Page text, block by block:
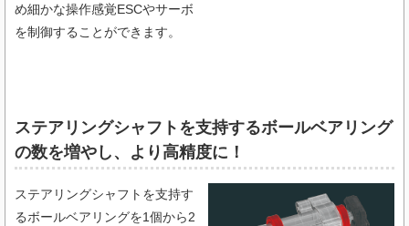
め細かな操作感覚ESCやサーボ
を制御することができます。
ステアリングシャフトを支持するボールベアリング
の数を増やし、より高精度に！
ステアリングシャフトを支持す
るボールベアリングを1個から2